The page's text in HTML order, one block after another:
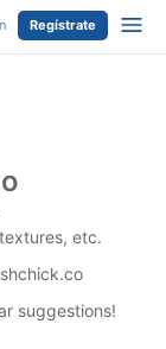
Regístrate
etc.
suggestions!